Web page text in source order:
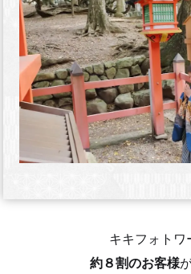
キキフォトワ
約８割のお客様